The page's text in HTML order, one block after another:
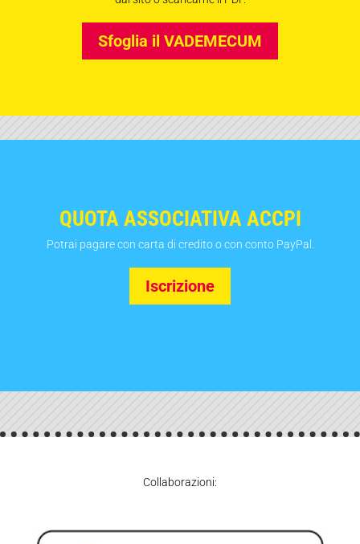
Sfoglia il VADEMECUM
QUOTA ASSOCIATIVA ACCPI
Potrai pagare con carta di credito o con conto PayPal.
Iscrizione
Collaborazioni: